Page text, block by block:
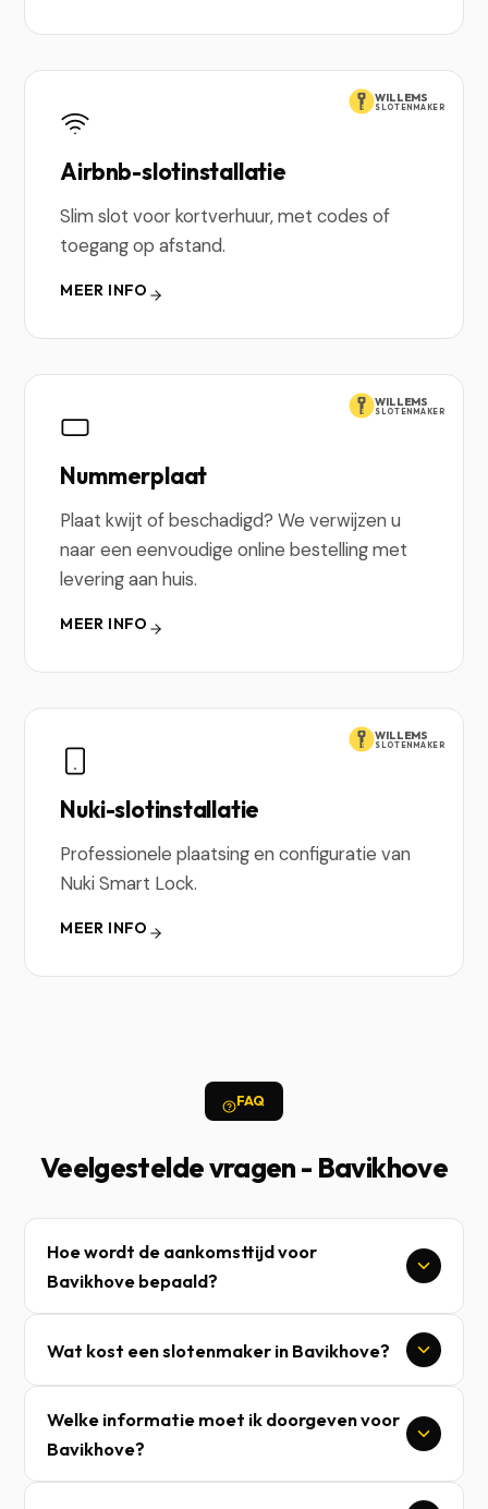
WILLEMS
SLOTENMAKER
Airbnb-slotinstallatie
Slim slot voor kortverhuur, met codes of
toegang op afstand.
MEER INFO
WILLEMS
SLOTENMAKER
Nummerplaat
Plaat kwijt of beschadigd? We verwijzen u
naar een eenvoudige online bestelling met
levering aan huis.
MEER INFO
WILLEMS
SLOTENMAKER
Nuki-slotinstallatie
Professionele plaatsing en configuratie van
Nuki Smart Lock.
MEER INFO
FAQ
Veelgestelde vragen - Bavikhove
Hoe wordt de aankomsttijd voor
Bavikhove bepaald?
Wat kost een slotenmaker in Bavikhove?
Welke informatie moet ik doorgeven voor
Bavikhove?